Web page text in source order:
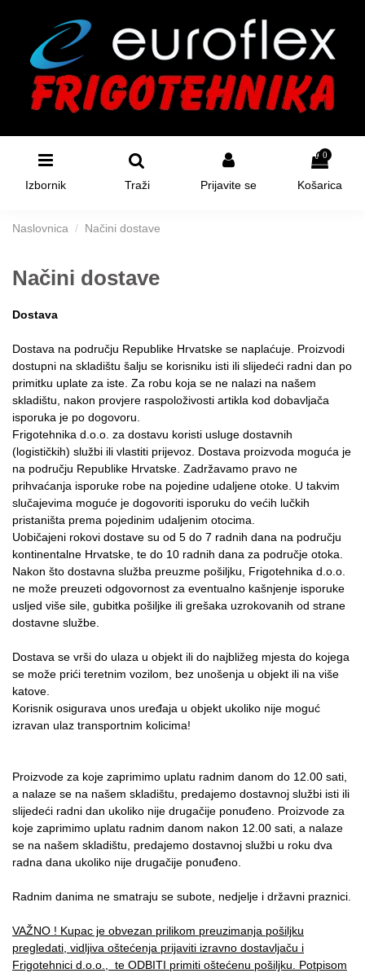
Izbornik Traži Prijavite se
0
Košarica
Naslovnica Načini dostave
Načini dostave
Dostava
Dostava na području Republike Hrvatske se naplaćuje. Proizvodi
dostupni na skladištu šalju se korisniku isti ili slijedeći radni dan po
primitku uplate za iste. Za robu koja se ne nalazi na našem
skladištu, nakon provjere raspoloživosti artikla kod dobavljača
isporuka je po dogovoru.
Frigotehnika d.o.o. za dostavu koristi usluge dostavnih
(logističkih) službi ili vlastiti prijevoz. Dostava proizvoda moguća je
na području Republike Hrvatske. Zadržavamo pravo ne
prihvaćanja isporuke robe na pojedine udaljene otoke. U takvim
slučajevima moguće je dogovoriti isporuku do većih lučkih
pristaništa prema pojedinim udaljenim otocima.
Uobičajeni rokovi dostave su od 5 do 7 radnih dana na području
kontinentalne Hrvatske, te do 10 radnih dana za područje otoka.
Nakon što dostavna služba preuzme pošiljku, Frigotehnika d.o.o.
ne može preuzeti odgovornost za eventualno kašnjenje isporuke
usljed više sile, gubitka pošiljke ili grešaka uzrokovanih od strane
dostavne službe.
Dostava se vrši do ulaza u objekt ili do najbližeg mjesta do kojega
se može prići teretnim vozilom, bez unošenja u objekt ili na više
katove.
Korisnik osigurava unos uređaja u objekt ukoliko nije moguć
izravan ulaz transportnim kolicima!
Proizvode za koje zaprimimo uplatu radnim danom do 12.00 sati,
a nalaze se na našem skladištu, predajemo dostavnoj službi isti ili
slijedeći radni dan ukoliko nije drugačije ponuđeno. Proizvode za
koje zaprimimo uplatu radnim danom nakon 12.00 sati, a nalaze
se na našem skladištu, predajemo dostavnoj službi u roku dva
radna dana ukoliko nije drugačije ponuđeno.
Radnim danima ne smatraju se subote, nedjelje i državni praznici.
VAŽNO ! Kupac je obvezan prilikom preuzimanja pošiljku
pregledati, vidljiva oštećenja prijaviti izravno dostavljaču i
Frigotehnici d.o.o., te ODBITI primiti oštećenu pošiljku. Potpisom